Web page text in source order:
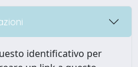
identificativo per